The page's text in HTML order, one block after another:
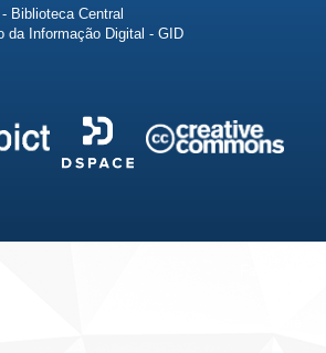
Biblioteca Central
da Informação Digital - GID